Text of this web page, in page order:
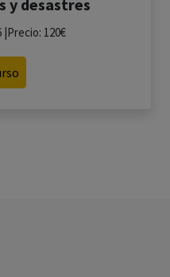
y desastres
|Precio: 120€